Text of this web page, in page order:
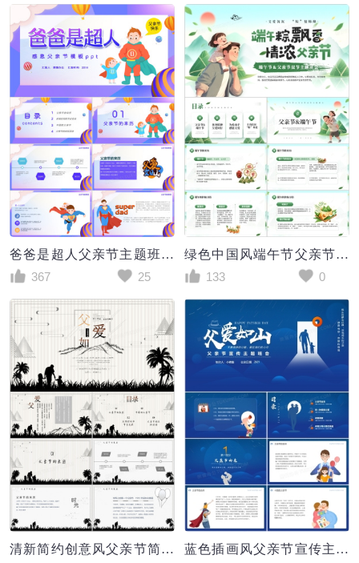
爸爸是超人父亲节主题班会PPT模板
367
25
绿色中国风端午节父亲节双节班会PPT模板
133
0
清新简约创意风父亲节简介活动宣传PPT模板
蓝色插画风父亲节宣传主题班会PPT模板